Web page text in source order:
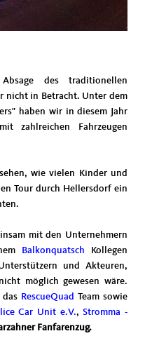
des traditionellen
nicht in Betracht. Unter dem
haben wir in diesem Jahr
zahlreichen Fahrzeugen
wie vielen Kinder und
Tour durch Hellersdorf ein
mit den Unternehmern
Balkonquatsch Kollegen
und Akteuren,
möglich gewesen wäre.
RescueQuad Team sowie
Car Unit e.V.,Stromma -
Fanfarenzug.